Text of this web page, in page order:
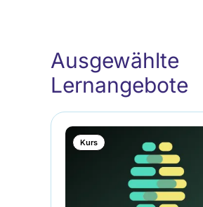
Ausgewählte
Lernangebote
Kurs